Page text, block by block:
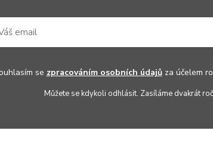
se zpracováním osobních údajůza účelem
Můžete se kdykoli odhlásit. Zasíláme dvakrát